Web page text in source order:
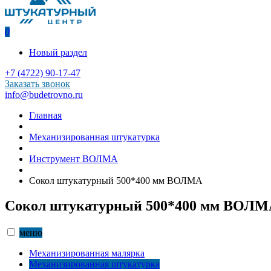
0
Новый раздел
+7 (4722) 90-17-47
Заказать звонок
info@budetrovno.ru
Главная
Механизированная штукатурка
Инструмент ВОЛМА
Сокол штукатурный 500*400 мм ВОЛМА
Сокол штукатурный 500*400 мм
меню
Механизированная малярка
Механизированная штукатурка